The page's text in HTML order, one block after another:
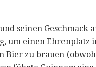
seinen Geschmack
um einen Ehrenplatz
Bier zu brauen